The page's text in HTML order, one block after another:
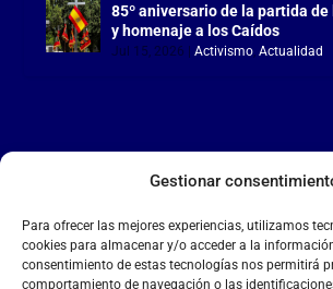
Gestionar
Para ofrecer las mejores experiencias, utilizamos
cookies para almacenar y/o acceder a la
consentimiento de estas tecnologías nos permitirá
comportamiento de navegación o las
85º aniversario de la partida de
y homenaje a los Caídos
Jul 15, 2026 |Activismo ,Actualidad
LA FALANGE
Reproductor
de